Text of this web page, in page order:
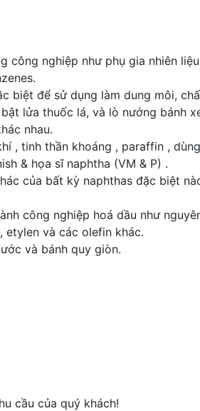
nghiệp như phụ gia nhiên
biệt để sử dụng làm dung môi,
lửa thuốc lá, và lò nướng bánh
nhau.
, tinh thần khoáng , paraffin ,
& họa sĩ naphtha (VM & P) .
của bất kỳ naphthas đặc biệt
công nghiệp hoá dầu như
etylen và các olefin khác.
và bánh quy giòn.
cầu của quý khách!